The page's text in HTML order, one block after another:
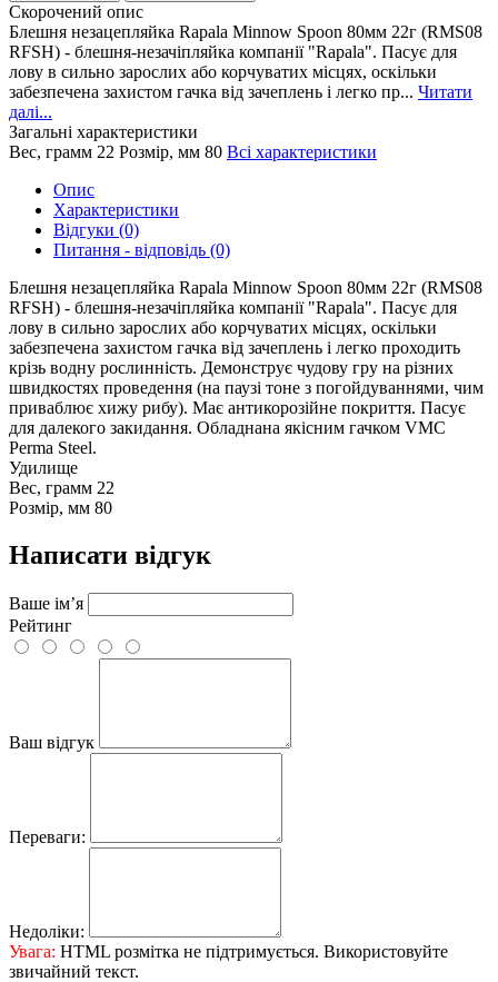
Скорочений опис
Блешня незацепляйка Rapala Minnow Spoon 80мм 22г (RMS08
RFSH) - блешня-незачіпляйка компанії "Rapala". Пасує для
лову в сильно зарослих або корчуватих місцях, оскільки
забезпечена захистом гачка від зачеплень і легко пр... Читати
далі...
Загальні характеристики
Вес, грамм 22 Розмір, мм 80 Всі характеристики
Опис
Характеристики
Відгуки (0)
Питання - відповідь (0)
Блешня незацепляйка Rapala Minnow Spoon 80мм 22г (RMS08
RFSH) - блешня-незачіпляйка компанії "Rapala". Пасує для
лову в сильно зарослих або корчуватих місцях, оскільки
забезпечена захистом гачка від зачеплень і легко проходить
крізь водну рослинність. Демонструє чудову гру на різних
швидкостях проведення (на паузі тоне з погойдуваннями, чим
приваблює хижу рибу). Має антикорозійне покриття. Пасує
для далекого закидання. Обладнана якісним гачком VMC
Perma Steel.
Удилище
Вес, грамм 22
Розмір, мм 80
Написати відгук
Ваше ім’я
Рейтинг
Ваш відгук
Переваги:
Недоліки:
Увага: HTML розмітка не підтримується. Використовуйте
звичайний текст.